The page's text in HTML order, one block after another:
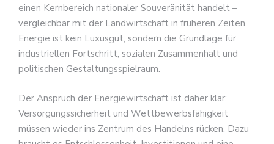
einen Kernbereich nationaler Souveränität handelt –
vergleichbar mit der Landwirtschaft in früheren Zeiten.
Energie ist kein Luxusgut, sondern die Grundlage für
industriellen Fortschritt, sozialen Zusammenhalt und
politischen Gestaltungsspielraum.
Der Anspruch der Energiewirtschaft ist daher klar:
Versorgungssicherheit und Wettbewerbsfähigkeit
müssen wieder ins Zentrum des Handelns rücken. Dazu